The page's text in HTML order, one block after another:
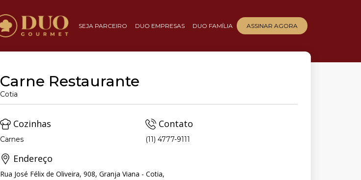
SEJA PARCEIRO DUO EMPRESAS DUO FAMÍLIA ASSINAR AGORA
Carne Restaurante
Cotia
Cozinhas
Carnes
Contato
(11) 4777-9111
Endereço
Rua José Félix de Oliveira, 908, Granja Viana - Cotia,